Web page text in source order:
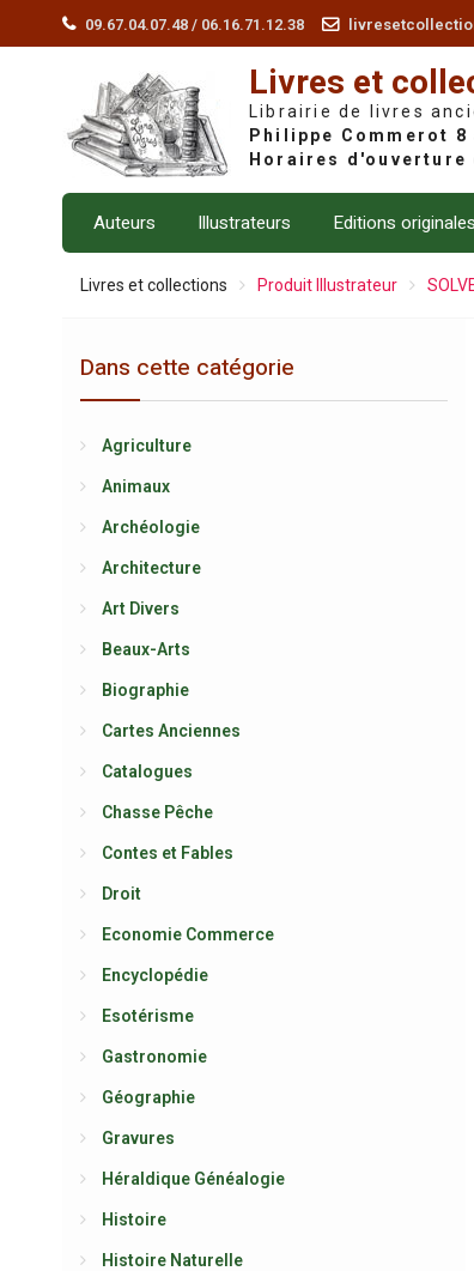
09.67.04.07.48 / 06.16.71.12.38
Livres et
Librairie de livres
Auteurs Illustrateurs Editions originales
Livres et collections Produit Illustrateur
Dans cette catégorie
Agriculture
Animaux
Archéologie
Architecture
Art Divers
Beaux-Arts
Biographie
Cartes Anciennes
Catalogues
Chasse Pêche
Contes et Fables
Droit
Economie Commerce
Encyclopédie
Esotérisme
Gastronomie
Géographie
Gravures
Héraldique Généalogie
Histoire
Histoire Naturelle